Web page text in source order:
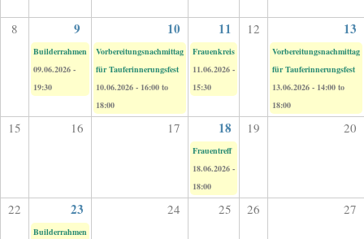
8 9 10 11 12 13
Builderrahmen
09.06.2026 -
19:30
Vorbereitungsnachmittag
für Tauferinnerungsfest
10.06.2026 - 16:00 to
18:00
Frauenkreis
11.06.2026 -
15:30
Vorbereitungsnachmittag
für Tauferinnerungsfest
13.06.2026 - 14:00 to
18:00
15 16 17 18 19 20
Frauentreff
18.06.2026 -
18:00
22 23 24 25 26 27
Builderrahmen